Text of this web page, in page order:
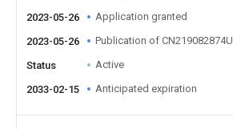
2023-05-26 Application granted
2023-05-26 Publication of CN219082874U
Status Active
2033-02-15 Anticipated expiration